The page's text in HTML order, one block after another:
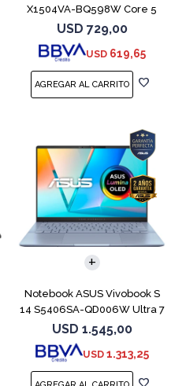
X1504VA-BQ598W Core 5
120U 512GB
USD 729,00
USD 619,65
Notebook ASUS Vivobook S
14 S5406SA-QD006W Ultra 7
256V 1TB
USD 1.545,00
USD 1.313,25